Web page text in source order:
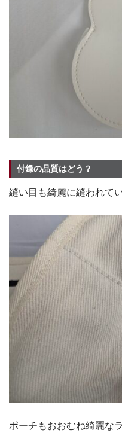
付録の品質はどう？
縫い目も綺麗に縫われてい
ポーチもおおむね綺麗な